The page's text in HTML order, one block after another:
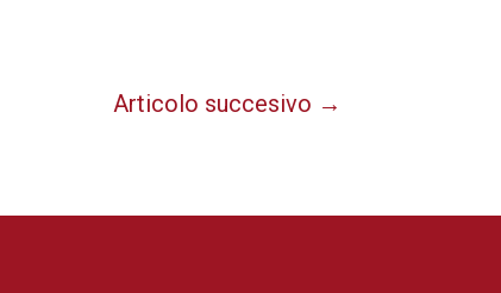
Articolo succesivo →